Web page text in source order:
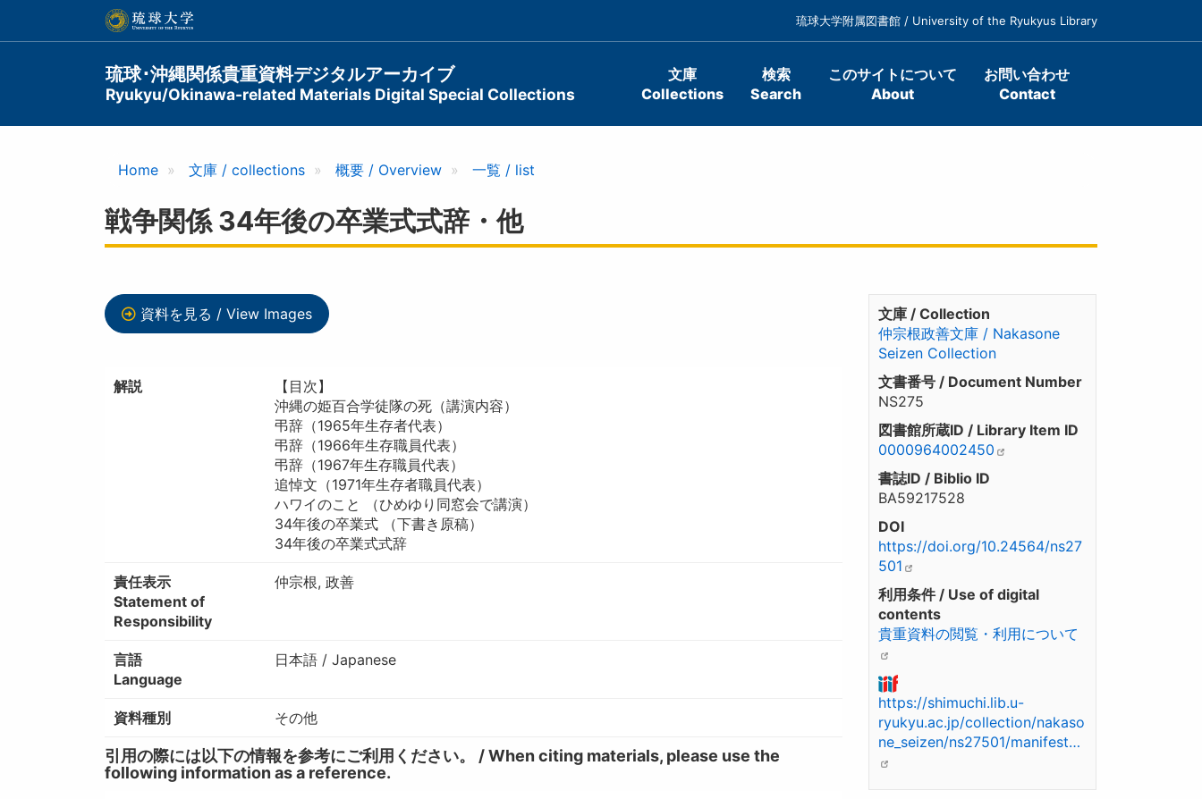
ン
琉球大学附属図書館 / University of the Ryukyus Library
琉球･沖縄関係貴重資料デジタルアーカイブ
Ryukyu/Okinawa-related Materials Digital Special Collections
Main
navigation
文庫
Collections
検索
Search
このサイトについて
About
お問い合わせ
Contact
Home 文庫 / collections 概要 / Overview 一覧 / list
戦争関係 34年後の卒業式式辞・他
資料を見る / View Images
解説
【目次】
沖縄の姫百合学徒隊の死（講演内容）
弔辞（1965年生存者代表）
弔辞（1966年生存職員代表）
弔辞（1967年生存職員代表）
追悼文（1971年生存者職員代表）
ハワイのこと （ひめゆり同窓会で講演）
34年後の卒業式 （下書き原稿）
34年後の卒業式式辞
責任表示
Statement of
Responsibility
仲宗根, 政善
言語
Language
日本語 / Japanese
資料種別 その他
引用の際には以下の情報を参考にご利用ください。 / When citing materials, please use the
following information as a reference.
文庫 / Collection
仲宗根政善文庫 / Nakasone
Seizen Collection
文書番号 / Document Number
NS275
図書館所蔵ID / Library Item ID
0000964002450
書誌ID / Biblio ID
BA59217528
DOI
https://doi.org/10.24564/ns27
501
利用条件 / Use of digital
contents
貴重資料の閲覧・利用について
https://shimuchi.lib.u-
ryukyu.ac.jp/collection/nakaso
ne_seizen/ns27501/manifest…